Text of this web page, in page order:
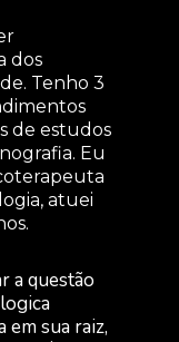
dos
Tenho 3
de estudos
Eu
atuei
a questão
em sua raiz,